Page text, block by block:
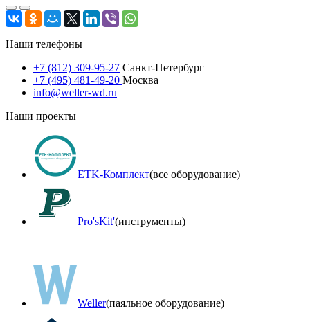
Наши телефоны
+7 (812) 309-95-27 Санкт-Петербург
+7 (495) 481-49-20 Москва
info@weller-wd.ru
Наши проекты
ETK-Комплект(все оборудование)
Pro'sKit'(инструменты)
Weller(паяльное оборудование)